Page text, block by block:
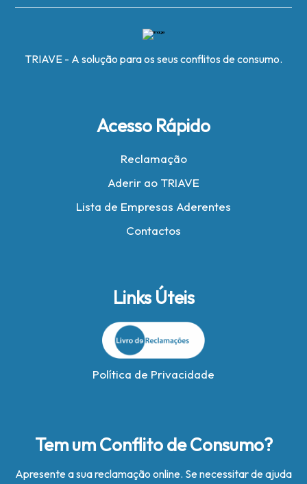
TRIAVE - A solução para os seus conflitos de consumo.
Acesso Rápido
Reclamação
Aderir ao TRIAVE
Lista de Empresas Aderentes
Contactos
Links Úteis
Política de Privacidade
Tem um Conflito de Consumo?
Apresente a sua reclamação online. Se necessitar de ajuda